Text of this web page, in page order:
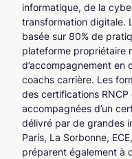
informatique, de la
transformation digitale.
basée sur 80% de
plateforme propriétaire
d’accompagnement en
coachs carrière. Les
des certifications
accompagnées d’un
délivré par de grandes
Paris, La Sorbonne,
préparent également à